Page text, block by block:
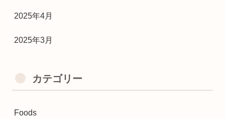
2025年4月
2025年3月
カテゴリー
Foods